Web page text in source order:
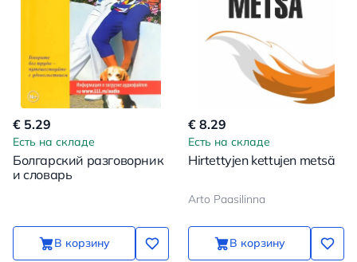
€ 5.29
Есть на складе
Болгарский разговорник
и словарь
В корзину
€ 8.29
Есть на складе
Hirtettyjen kettujen metsä
Arto Paasilinna
В корзину